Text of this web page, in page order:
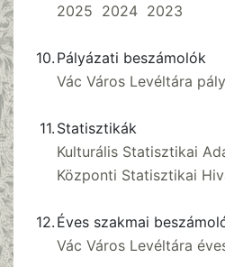
2025 2024 2023
10. Pályázati beszámolók
Vác Város Levéltára
11. Statisztikák
Kulturális Statisztikai
Központi Statisztikai
12. Éves szakmai
Vác Város Levéltára